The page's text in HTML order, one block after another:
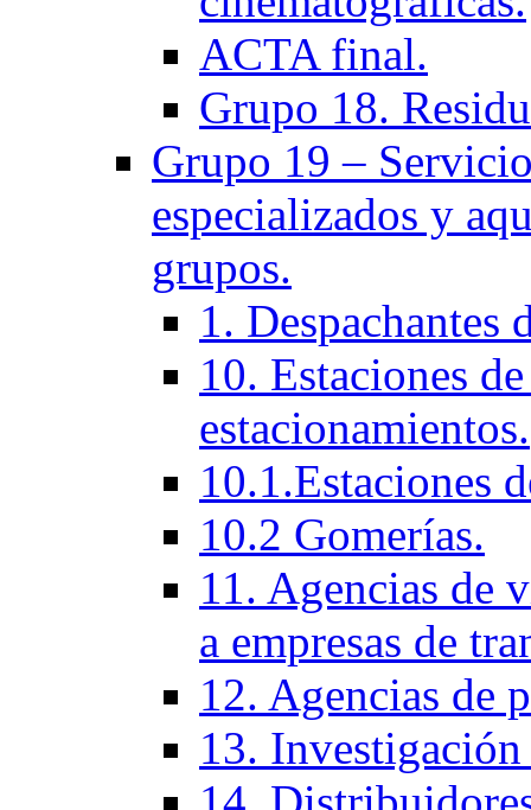
ACTA final.
Grupo 18.
Grupo 19 –
especializados y
grupos.
1. Despachantes
10. Estaciones
estacionamientos.
10.1.Estaciones
10.2 Gomerías.
11. Agencias de
a empresas de
12. Agencias de
13.